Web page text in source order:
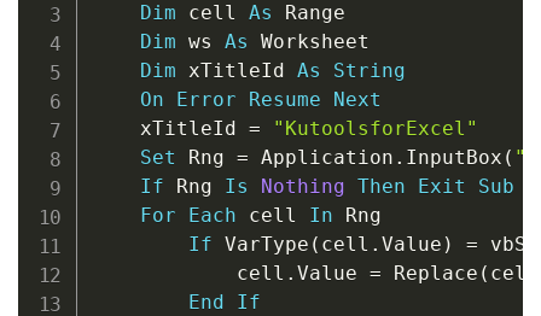
Dim cell As Range
Dim ws As Worksheet
Dim xTitleId As
String
On
Error Resume
Next
    xTitleId
=
"KutoolsforExcel"
Set Rng = Application . InputBox (
If Rng Is Nothing Then Exit
Sub
For
Each cell In Rng
If VarType ( cell . Value ) =
            cell
. Value = Replace ( cell
End
If